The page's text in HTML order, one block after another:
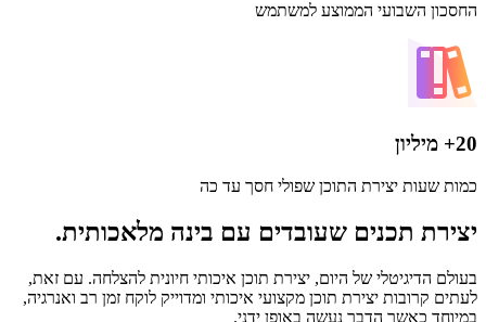
החסכון השבועי הממוצע למשתמש
20+ מיליון
כמות שעות יצירת התוכן שפולי חסך עד כה
יצירת תכנים שעובדים עם בינה מלאכותית.
בעולם הדיגיטלי של היום, יצירת תוכן איכותי חיונית להצלחה. עם זאת,
לעתים קרובות יצירת תוכן מקצועי איכותי ומדוייק לוקח זמן רב ואנרגיה,
במיוחד כאשר הדבר נעשה באופן ידני.